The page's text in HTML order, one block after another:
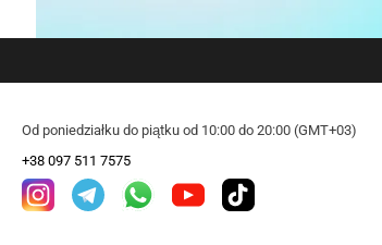
Od poniedziałku do piątku od 10:00 do 20:00 (GMT+03)
+38 097 511 7575